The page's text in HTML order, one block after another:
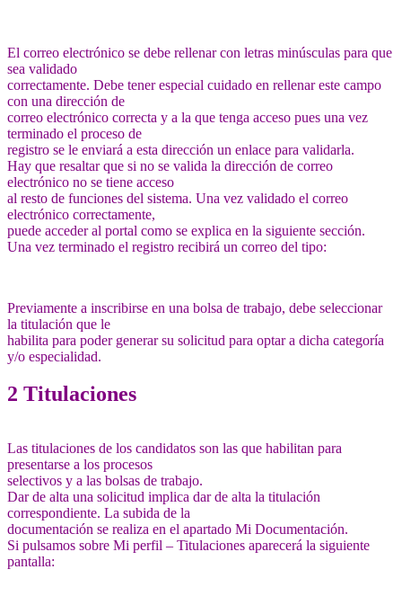
El correo electrónico se debe rellenar con letras minúsculas para que
sea validado
correctamente. Debe tener especial cuidado en rellenar este campo
con una dirección de
correo electrónico correcta y a la que tenga acceso pues una vez
terminado el proceso de
registro se le enviará a esta dirección un enlace para validarla.
Hay que resaltar que si no se valida la dirección de correo
electrónico no se tiene acceso
al resto de funciones del sistema. Una vez validado el correo
electrónico correctamente,
puede acceder al portal como se explica en la siguiente sección.
Una vez terminado el registro recibirá un correo del tipo:
Previamente a inscribirse en una bolsa de trabajo, debe seleccionar
la titulación que le
habilita para poder generar su solicitud para optar a dicha categoría
y/o especialidad.
2 Titulaciones
Las titulaciones de los candidatos son las que habilitan para
presentarse a los procesos
selectivos y a las bolsas de trabajo.
Dar de alta una solicitud implica dar de alta la titulación
correspondiente. La subida de la
documentación se realiza en el apartado Mi Documentación.
Si pulsamos sobre Mi perfil – Titulaciones aparecerá la siguiente
pantalla: